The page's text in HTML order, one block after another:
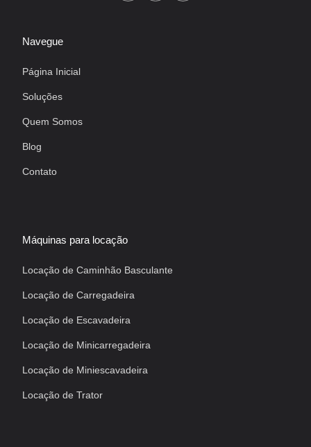
Navegue
Página Inicial
Soluções
Quem Somos
Blog
Contato
Máquinas para locação
Locação de Caminhão Basculante
Locação de Carregadeira
Locação de Escavadeira
Locação de Minicarregadeira
Locação de Miniescavadeira
Locação de Trator